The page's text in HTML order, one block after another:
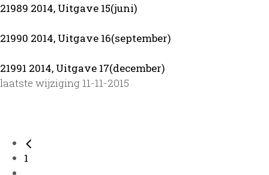
21989 2014, Uitgave 15(juni)
21990 2014, Uitgave 16(september)
21991 2014, Uitgave 17(december)
laatste wijziging 11-11-2015
1